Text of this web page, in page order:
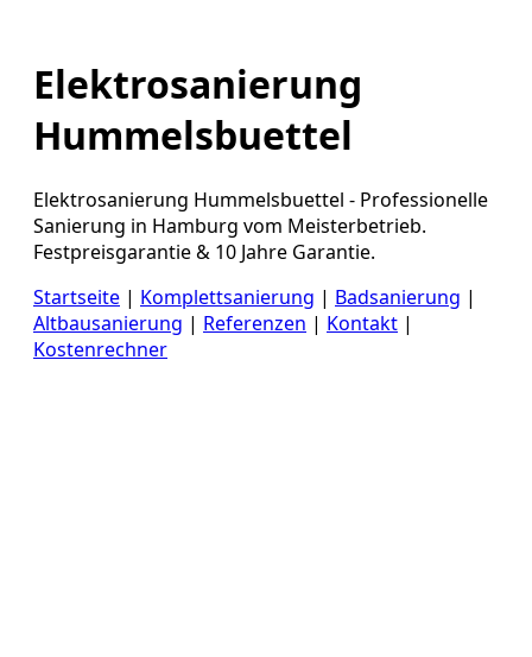
Elektrosanierung
Hummelsbuettel
Elektrosanierung Hummelsbuettel - Professionelle
Sanierung in Hamburg vom Meisterbetrieb.
Festpreisgarantie & 10 Jahre Garantie.
Startseite | Komplettsanierung | Badsanierung |
Altbausanierung | Referenzen | Kontakt |
Kostenrechner